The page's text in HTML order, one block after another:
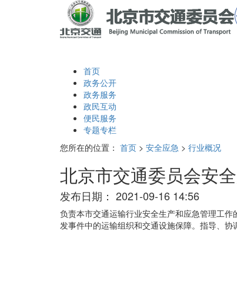
首页
政务公开
政务服务
政民互动
便民服务
专题专栏
您所在的位置： 首页 > 安全应急 > 行业概况
北京市交通委员会安
发布日期： 2021-09-16 14:56
负责本市交通运输行业安全生产和应急管理工
发事件中的运输组织和交通设施保障。指导、